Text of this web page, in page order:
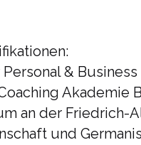
&
Akademie
an der Friedrich-
und